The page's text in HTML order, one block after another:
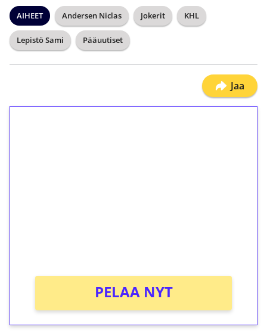
AIHEET Andersen Niclas Jokerit KHL
Lepistö Sami Pääuutiset
Jaa
PELAA NYT